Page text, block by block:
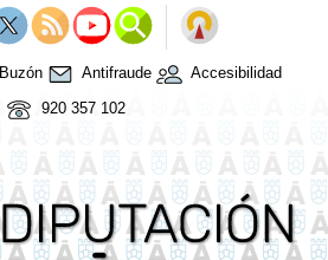
Buzón Antifraude
Accesibilidad
920 357 102